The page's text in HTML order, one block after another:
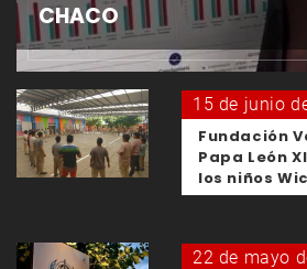
CHACO
15 de junio
Fundación
Papa León
los niños
22 de mayo